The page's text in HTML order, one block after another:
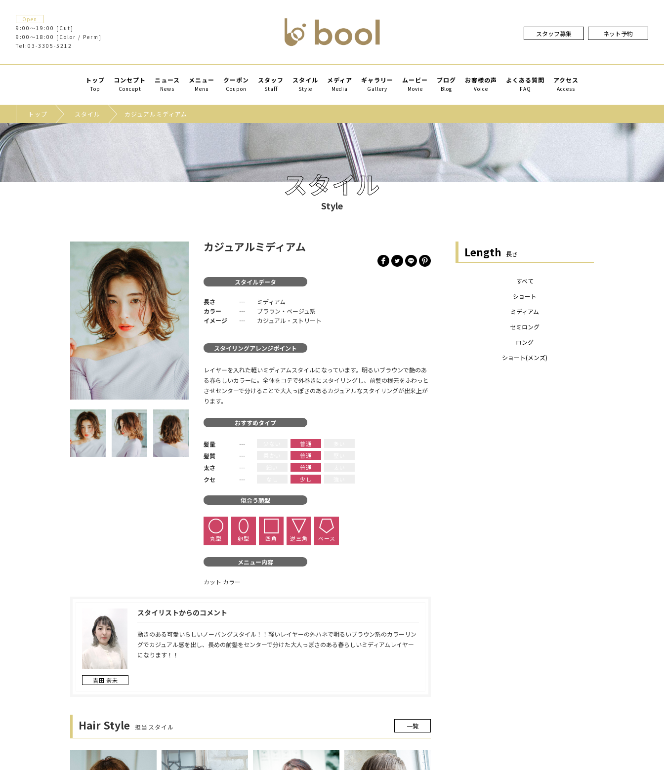
Open
9:00～19:00 [Cut]
9:00～18:00 [Color / Perm]
Tel:03-3305-5212
スタッフ募集 ネット予約
トップ
Top
コンセプト
Concept
ニュース
News
メニュー
Menu
クーポン
Coupon
スタッフ
Staff
スタイル
Style
メディア
Media
ギャラリー
Gallery
ムービー
Movie
ブログ
Blog
お客様の声
Voice
よくある質問
FAQ
アクセス
Access
トップ スタイル カジュアルミディアム
スタイル
Style
カジュアルミディアム
スタイルデータ
長さ
ミディアム
カラー
ブラウン・ベージュ系
イメージ
カジュアル・ストリート
スタイリングアレンジポイント
レイヤーを入れた軽いミディアムスタイルになっています。明るいブラウンで艶のあ
る春らしいカラーに。全体をコテで外巻きにスタイリングし、前髪の根元をふわっと
させセンターで分けることで大人っぽさのあるカジュアルなスタイリングが出来上が
ります。
おすすめタイプ
髪量 普通
髪質 普通
太さ 普通
クセ 少し
似合う顔型
丸型 卵型 四角 逆三角 ベース
メニュー内容
カット カラー
吉田 奈未
スタイリストからのコメント
動きのある可愛いらしいノーバングスタイル！！軽いレイヤーの外ハネで明るいブラウン系のカラーリン
グでカジュアル感を出し、長めの前髪をセンターで分けた大人っぽさのある春らしいミディアムレイヤー
になります！！
Hair Style 担当スタイル 一覧
Length 長さ
すべて
ショート
ミディアム
セミロング
ロング
ショート(メンズ)